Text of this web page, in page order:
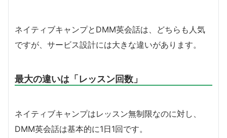
ネイティブキャンプとDMM英会話は、どちらも人気
ですが、サービス設計には大きな違いがあります。
最大の違いは「レッスン回数」
ネイティブキャンプはレッスン無制限なのに対し、
DMM英会話は基本的に1日1回です。